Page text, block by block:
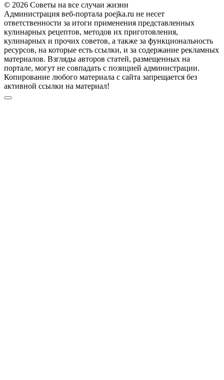
© 2026 Советы на все случаи жизни
Администрация веб-портала poejka.ru не несет
ответственности за итоги применения представленных
кулинарных рецептов, методов их приготовления,
кулинарных и прочих советов, а также за функциональность
ресурсов, на которые есть ссылки, и за содержание рекламных
материалов. Взгляды авторов статей, размещенных на
портале, могут не совпадать с позицией администрации.
Копирование любого материала с сайта запрещается без
активной ссылки на материал!